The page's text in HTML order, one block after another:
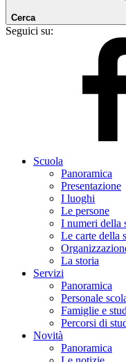
Cerca
Seguici su:
Scuola
Panoramica
Presentazione
I luoghi
Le persone
I numeri della
Le carte della
La storia
Servizi
Panoramica
Personale
Famiglie e
Percorsi di
Novità
Panoramica